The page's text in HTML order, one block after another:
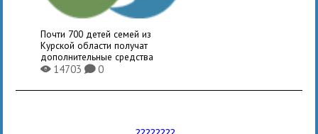
Почти 700 детей семей из
Курской области получат
дополнительные средства
X14703K0